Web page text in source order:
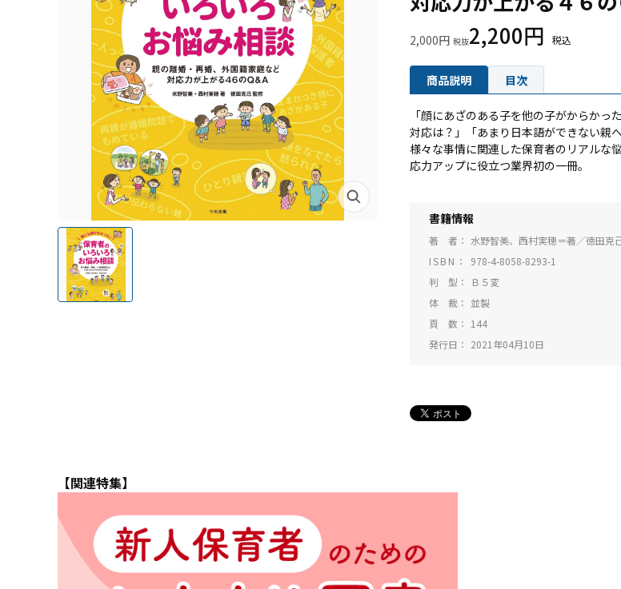
2,000円 2,200円
商品説明 目次
「顔にあざのある子を他の子がからか
対応は？」「あまり日本語ができない親
様々な事情に関連した保育者のリアルな
応力アップに役立つ業界初の一冊。
書籍情報
著 者
水野智美、西村実穂＝著／徳田克
ISBN
978-4-8058-8293-1
判 型
Ｂ５変
体 裁
並製
頁 数
144
発行日
2021年04月10日
【関連特集】